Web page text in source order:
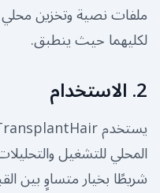
لكليهما حيث ينطبق.
2. الاستخدام
المحلي للتشغيل
شريطًا بخيار متساوٍ بين